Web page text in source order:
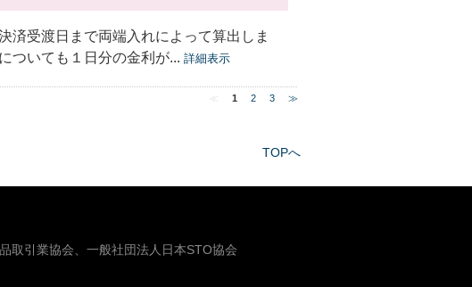
済受渡日まで両端入れによって算出しま
ついても１日分の金利が... 詳細表示
1 2 3 ≫
TOPへ
取引業協会、一般社団法人日本STO協会